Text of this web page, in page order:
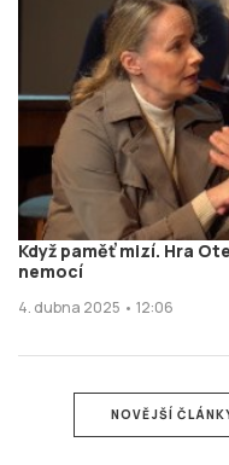
Když paměť mizí. Hra
nemocí
4. dubna 2025 • 12:06
NOVĚJŠÍ